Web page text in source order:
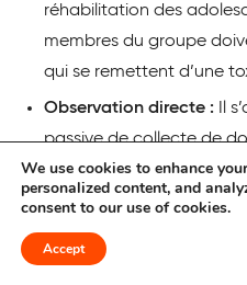
réhabilitation des
membres du groupe
qui se remettent d’une
Observation directe : Il
passive de collecte de
données prend la place
minutieusement le
audio ou vidéo ainsi que
est biaisée par nature car
We use cookies to enhance
personalized content, and
consent to our use of cookies.
Accept